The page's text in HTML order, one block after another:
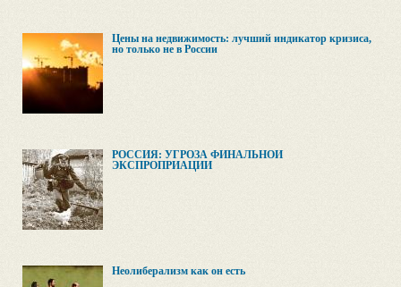
Цены на недвижимость: лучший индикатор кризиса,
но только не в России
РОССИЯ: УГРОЗА ФИНАЛЬНОЙ
ЭКСПРОПРИАЦИИ
Неолиберализм как он есть